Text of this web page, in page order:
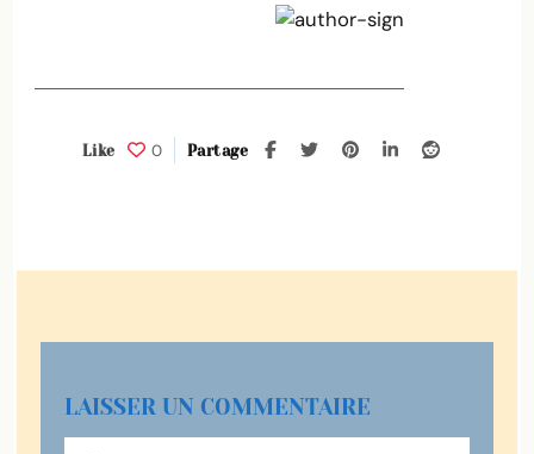
0
Like Partage
LAISSER UN COMMENTAIRE